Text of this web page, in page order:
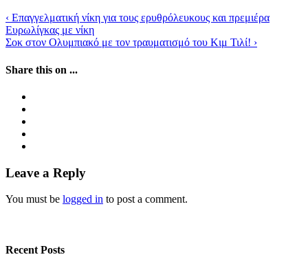
‹ Επαγγελματική νίκη για τους ερυθρόλευκους και πρεμιέρα
Ευρωλίγκας με νίκη
Σοκ στον Ολυμπιακό με τον τραυματισμό του Κιμ Τιλί! ›
Share this on ...
Leave a Reply
You must be logged in to post a comment.
Recent Posts